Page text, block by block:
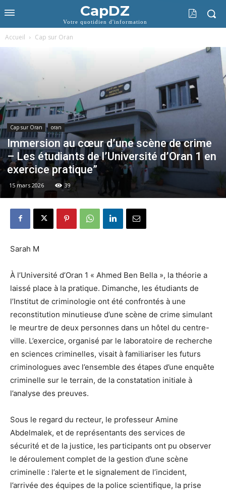
CapDZ
Votre quotidien d'information
Accueil Cap sur Oran
Cap sur Oran oran
Immersion au cœur d’une scène de crime
– Les étudiants de l’Université d’Oran 1 en
exercice pratique”
15 mars 2026 39
Sarah M
À l’Université d’Oran 1 « Ahmed Ben Bella », la théorie a
laissé place à la pratique. Dimanche, les étudiants de
l’Institut de criminologie ont été confrontés à une
reconstitution minutieuse d’une scène de crime simulant
le meurtre de deux personnes dans un hôtel du centre-
ville. L’exercice, organisé par le laboratoire de recherche
en sciences criminelles, visait à familiariser les futurs
criminologues avec l’ensemble des étapes d’une enquête
criminelle sur le terrain, de la constatation initiale à
l’analyse des preuves.
Sous le regard du recteur, le professeur Amine
Abdelmalek, et de représentants des services de
sécurité et de la justice, les participants ont pu observer
le déroulement complet de la gestion d’une scène
criminelle : l’alerte et le signalement de l’incident,
l’arrivée des équipes de la police scientifique, la prise